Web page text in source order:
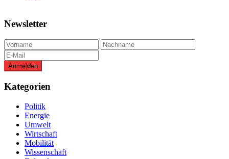
Newsletter
Kategorien
Politik
Energie
Umwelt
Wirtschaft
Mobilität
Wissenschaft